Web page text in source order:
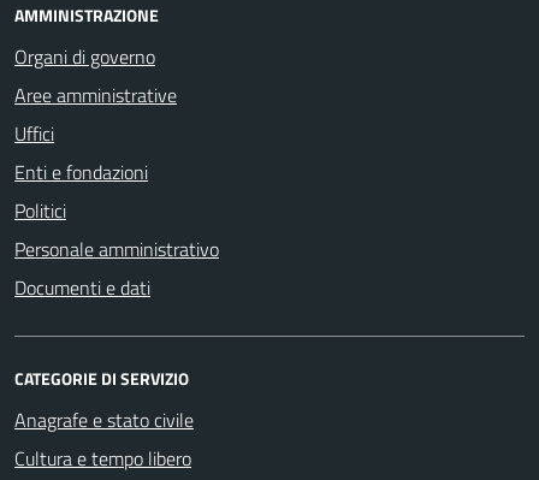
AMMINISTRAZIONE
Organi di governo
Aree amministrative
Uffici
Enti e fondazioni
Politici
Personale amministrativo
Documenti e dati
CATEGORIE DI SERVIZIO
Anagrafe e stato civile
Cultura e tempo libero